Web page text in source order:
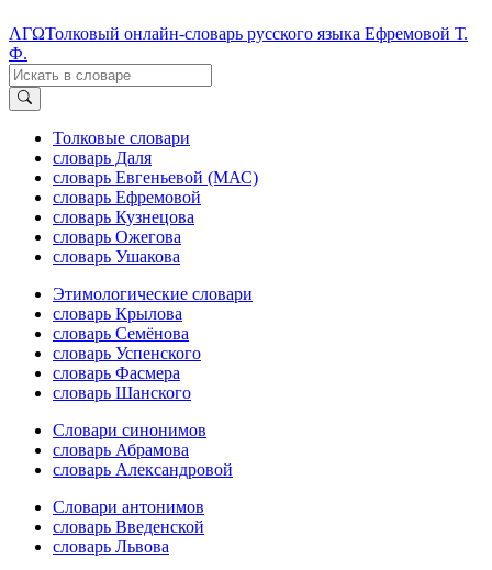
ΛΓΩТолковый онлайн-словарь русского языка Ефремовой Т.
Ф.
Толковые словари
словарь Даля
словарь Евгеньевой (МАС)
словарь Ефремовой
словарь Кузнецова
словарь Ожегова
словарь Ушакова
Этимологические словари
словарь Крылова
словарь Семёнова
словарь Успенского
словарь Фасмера
словарь Шанского
Словари синонимов
словарь Абрамова
словарь Александровой
Словари антонимов
словарь Введенской
словарь Львова